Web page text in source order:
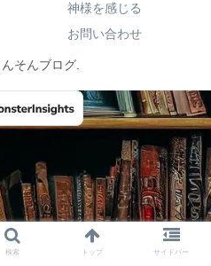
神様を感じる
お問い合わせ
そんブログ.
検索 トップ サイドバー